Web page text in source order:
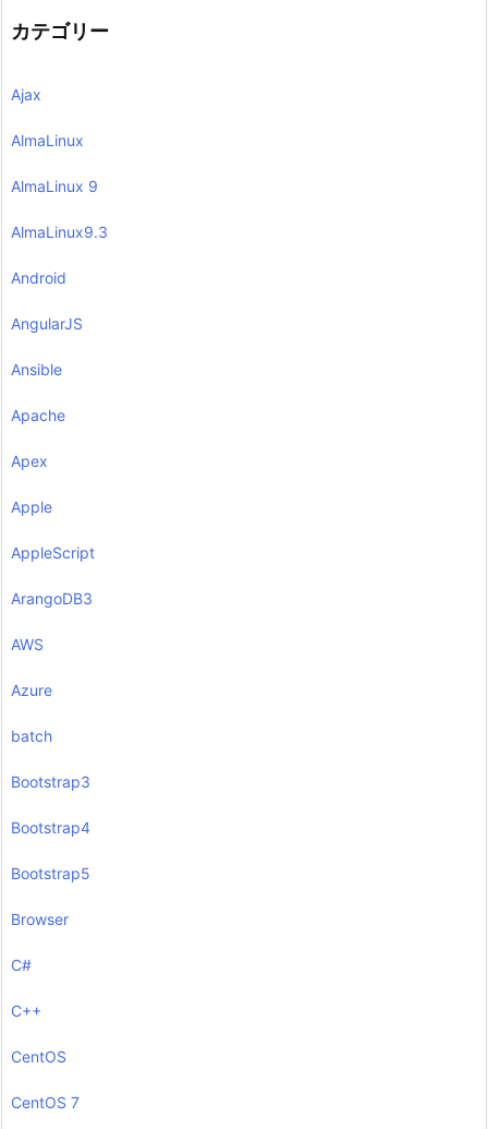
カテゴリー
Ajax
AlmaLinux
AlmaLinux 9
AlmaLinux9.3
Android
AngularJS
Ansible
Apache
Apex
Apple
AppleScript
ArangoDB3
AWS
Azure
batch
Bootstrap3
Bootstrap4
Bootstrap5
Browser
C#
C++
CentOS
CentOS 7